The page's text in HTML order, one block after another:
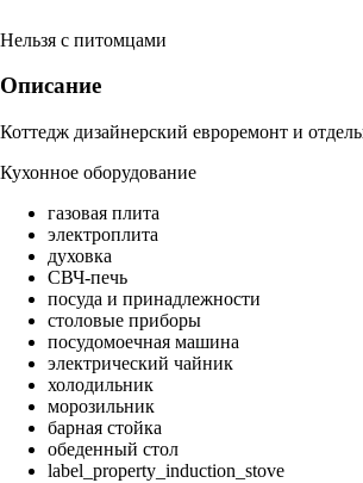
Нельзя с питомцами
Описание
Коттедж дизайнерский евроремонт и
Кухонное оборудование
газовая плита
электроплита
духовка
СВЧ-печь
посуда и принадлежности
столовые приборы
посудомоечная машина
электрический чайник
холодильник
морозильник
барная стойка
обеденный стол
label_property_induction_stove